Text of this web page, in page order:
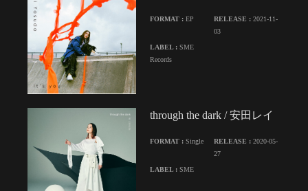
FORMAT : EP RELEASE :2021-11-
03
LABEL : SME
Records
through the dark / 安田レイ
FORMAT : Single RELEASE :2020-05-
27
LABEL : SME